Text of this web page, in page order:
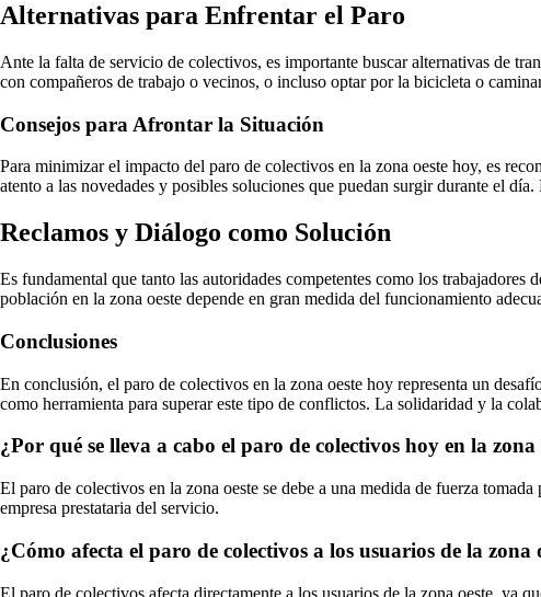
Alternativas para Enfrentar el Paro
Ante la falta de servicio de colectivos, es importante buscar alternativas de
con compañeros de trabajo o vecinos, o incluso optar por la bicicleta o
Consejos para Afrontar la Situación
Para minimizar el impacto del paro de colectivos en la zona oeste hoy, es
atento a las novedades y posibles soluciones que puedan surgir durante el
Reclamos y Diálogo como Solución
Es fundamental que tanto las autoridades competentes como los
población en la zona oeste depende en gran medida del funcionamiento
Conclusiones
En conclusión, el paro de colectivos en la zona oeste hoy representa un
como herramienta para superar este tipo de conflictos. La solidaridad y la
¿Por qué se lleva a cabo el paro de colectivos hoy en la zona
El paro de colectivos en la zona oeste se debe a una medida de fuerza
empresa prestataria del servicio.
¿Cómo afecta el paro de colectivos a los usuarios de la zona
El paro de colectivos afecta directamente a los usuarios de la zona oeste, ya